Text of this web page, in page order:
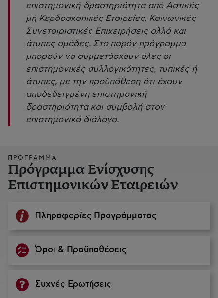
επιστημονική δραστηριότητα από Αστικές
μη Κερδοσκοπικές Εταιρείες, Κοινωνικές
Συνεταιριστικές Επιχειρήσεις αλλά και
άτυπες ομάδες. Στο παρόν πρόγραμμα
μπορούν να συμμετάσχουν όλες οι
επιστημονικές συλλογικότητες, τυπικές ή
άτυπες, με την προϋπόθεση ότι έχουν
αποδεδειγμένη επιστημονική
δραστηριότητα και συμβολή στον
επιστημονικό διάλογο.
ΠΡΟΓΡΑΜΜΑ
Πρόγραμμα Ενίσχυσης
Επιστημονικών Εταιρειών
Πληροφορίες Προγράμματος
Όροι & Προϋποθέσεις
Συχνές Ερωτήσεις